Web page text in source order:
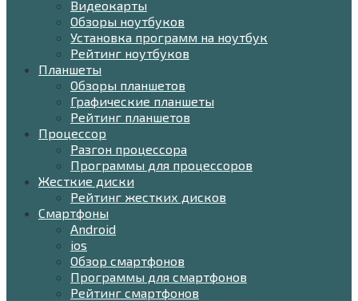
Видеокарты
Обзоры ноутбуков
Установка программ на ноутбук
Рейтинг ноутбуков
Планшеты
Обзоры планшетов
Графические планшеты
Рейтинг планшетов
Процессор
Разгон процессора
Программы для процессоров
Жесткие диски
Рейтинг жестких дисков
Смартфоны
Android
ios
Обзор смартфонов
Программы для смартфонов
Рейтинг смартфонов